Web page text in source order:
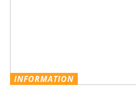
INFORMATION